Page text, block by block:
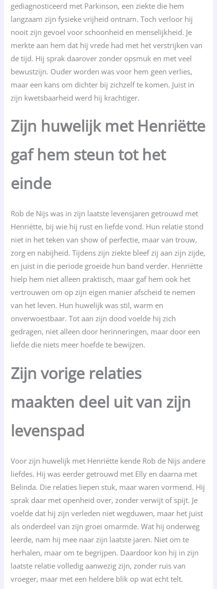
gediagnosticeerd met Parkinson, een ziekte die hem
langzaam zijn fysieke vrijheid ontnam. Toch verloor hij
nooit zijn gevoel voor schoonheid en menselijkheid. Je
merkte aan hem dat hij vrede had met het verstrijken van
de tijd. Hij sprak daarover zonder opsmuk en met veel
bewustzijn. Ouder worden was voor hem geen verlies,
maar een kans om dichter bij zichzelf te komen. Juist in
zijn kwetsbaarheid werd hij krachtiger.
Zijn huwelijk met Henriëtte
gaf hem steun tot het
einde
Rob de Nijs was in zijn laatste levensjaren getrouwd met
Henriëtte, bij wie hij rust en liefde vond. Hun relatie stond
niet in het teken van show of perfectie, maar van trouw,
zorg en nabijheid. Tijdens zijn ziekte bleef zij aan zijn zijde,
en juist in die periode groeide hun band verder. Henriëtte
hielp hem niet alleen praktisch, maar gaf hem ook het
vertrouwen om op zijn eigen manier afscheid te nemen
van het leven. Hun huwelijk was stil, warm en
onverwoestbaar. Tot aan zijn dood voelde hij zich
gedragen, niet alleen door herinneringen, maar door een
liefde die niets meer hoefde te bewijzen.
Zijn vorige relaties
maakten deel uit van zijn
levenspad
Voor zijn huwelijk met Henriëtte kende Rob de Nijs andere
liefdes. Hij was eerder getrouwd met Elly en daarna met
Belinda. Die relaties liepen stuk, maar waren vormend. Hij
sprak daar met openheid over, zonder verwijt of spijt. Je
voelde dat hij zijn verleden niet wegduwen, maar het juist
als onderdeel van zijn groei omarmde. Wat hij onderweg
leerde, nam hij mee naar zijn laatste jaren. Niet om te
herhalen, maar om te begrijpen. Daardoor kon hij in zijn
laatste relatie volledig aanwezig zijn, zonder ruis van
vroeger, maar met een heldere blik op wat echt telt.